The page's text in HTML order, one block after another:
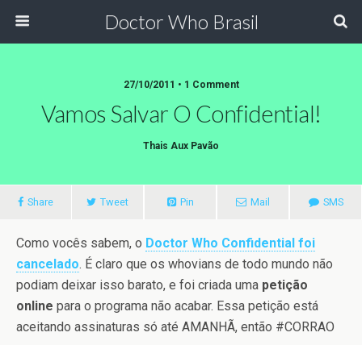
Doctor Who Brasil
27/10/2011 • 1 Comment
Vamos Salvar O Confidential!
Thais Aux Pavão
Share Tweet Pin Mail SMS
Como vocês sabem, o Doctor Who Confidential foi
cancelado. É claro que os whovians de todo mundo não
podiam deixar isso barato, e foi criada uma petição
online para o programa não acabar. Essa petição está
aceitando assinaturas só até AMANHÃ, então #CORRAO